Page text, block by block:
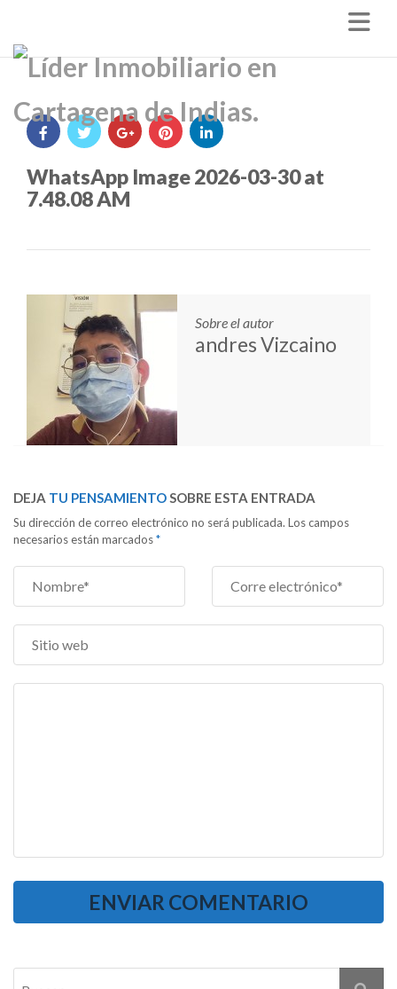
WhatsApp Image 2026-03-30 at
7.48.08 AM
Sobre el autor
andres Vizcaino
DEJA TU PENSAMIENTOSOBRE ESTA ENTRADA
Su dirección de correo electrónico no será publicada. Los campos
necesarios están marcados*